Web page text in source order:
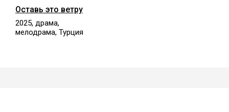
Оставь это ветру
2025, драма,
мелодрама, Турция